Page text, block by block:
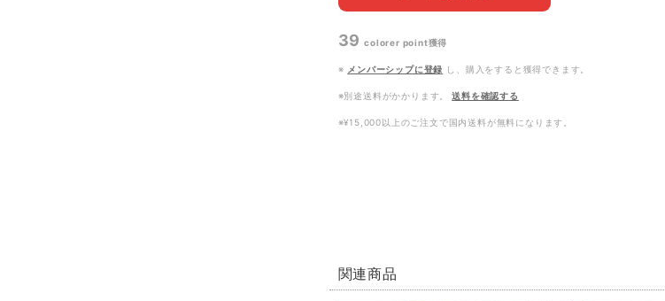
39 colorer point獲得
※ メンバーシップに登録 し、購入をすると獲得できます。
※別途送料がかかります。 送料を確認する
※¥15,000以上のご注文で国内送料が無料になります。
関連商品